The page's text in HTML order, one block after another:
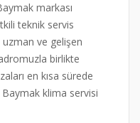
markası
teknik servis
uzman ve gelişen
birlikte
en kısa sürede
klima servisi